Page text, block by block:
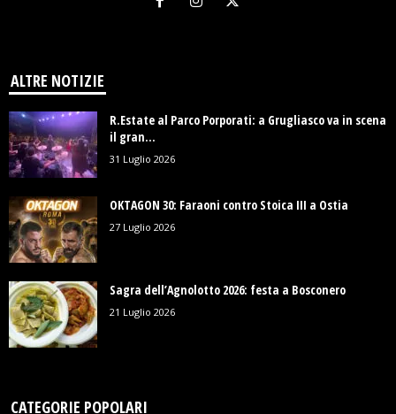
ALTRE NOTIZIE
R.Estate al Parco Porporati: a Grugliasco va in scena
il gran...
31 Luglio 2026
OKTAGON 30: Faraoni contro Stoica III a Ostia
27 Luglio 2026
Sagra dell’Agnolotto 2026: festa a Bosconero
21 Luglio 2026
CATEGORIE POPOLARI